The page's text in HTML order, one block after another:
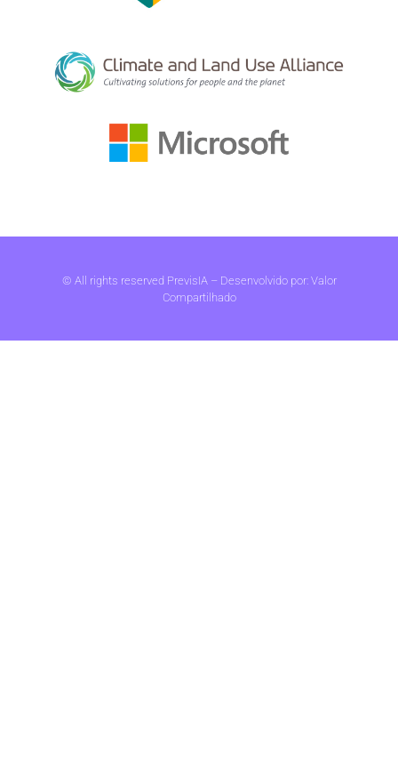
© All rights reserved PrevisIA – Desenvolvido por: Valor
Compartilhado